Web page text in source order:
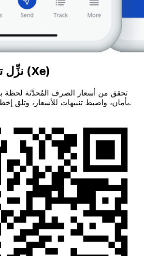
نزِّل تطبيق إكس إي (Xe)
تحقق من أسعار الصرف المُحدَّثة لحظة
بأمان، واضبط تنبيهات للأسعار، وتلق إخطارات وغير ذلك المزيد.